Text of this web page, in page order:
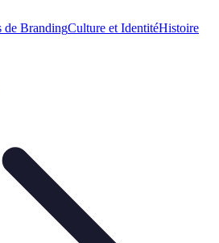
de BrandingCulture et IdentitéHistoire